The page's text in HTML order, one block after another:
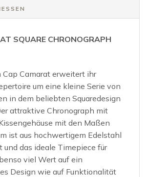
SQUARE CHRONOGRAPH
Cap Camarat erweitert ihr
um eine kleine Serie von
in dem beliebten Squaredesign
attraktive Chronograph mit
mit den Maßen
ist aus hochwertigem Edelstahl
das ideale Timepiece für
viel Wert auf ein
Design wie auf Funktionalität